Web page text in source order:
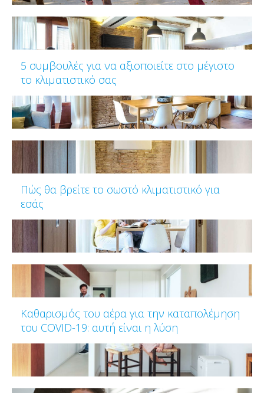
5 συμβουλές για να αξιοποιείτε στο μέγιστο
το κλιματιστικό σας
Πώς θα βρείτε το σωστό κλιματιστικό για
εσάς
Καθαρισμός του αέρα για την καταπολέμηση
του COVID-19: αυτή είναι η λύση